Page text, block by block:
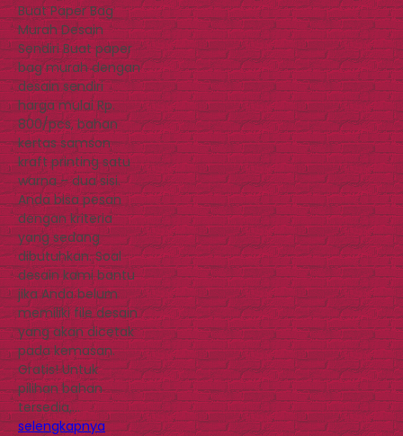
Buat Paper Bag
Murah Desain
Sendiri Buat paper
bag murah dengan
desain sendiri
harga mulai Rp.
800/pcs, bahan
kertas samson
kraft printing satu
warna – dua sisi.
Anda bisa pesan
dengan kriteria
yang sedang
dibutuhkan. Soal
desain kami bantu
jika Anda belum
memiliki file desain
yang akan dicetak
pada kemasan.
Gratis! Untuk
pilihan bahan
tersedia,…
selengkapnya